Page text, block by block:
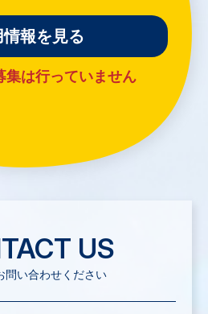
情報を見る
は行っていません
US
問い合わせください